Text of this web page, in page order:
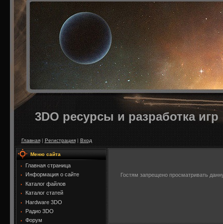
3DO ресурсы и разработка игр
Главная|Регистрация|Вход
Меню сайта
Главная страница
Информация о сайте
Каталог файлов
Каталог статей
Hardware 3DO
Радио 3DO
Форум
Гостям запрещено просматривать